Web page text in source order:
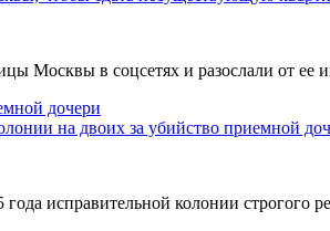
Москвы в соцсетях и разослали от ее
на двоих за убийство приемной
исправительной колонии